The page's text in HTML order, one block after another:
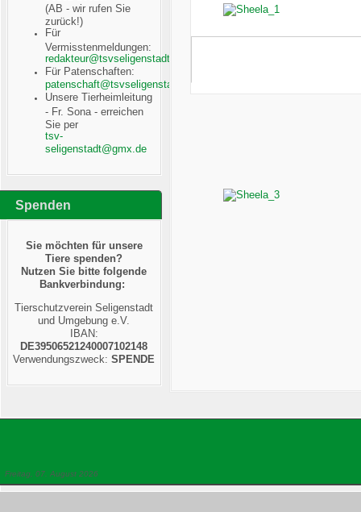
(AB - wir rufen Sie
zurück!)
Für
Vermisstenmeldungen:
Für Patenschaften:
Unsere Tierheimleitung
- Fr. Sona - erreichen
Sie per
Spenden
Sie möchten für unsere
Tiere spenden?
Nutzen Sie bitte folgende
Bankverbindung:
Tierschutzverein Seligenstadt
und Umgebung e.V.
IBAN:
DE39506521240007102148
Verwendungszweck:SPENDE
Freitag, 07. August 2026